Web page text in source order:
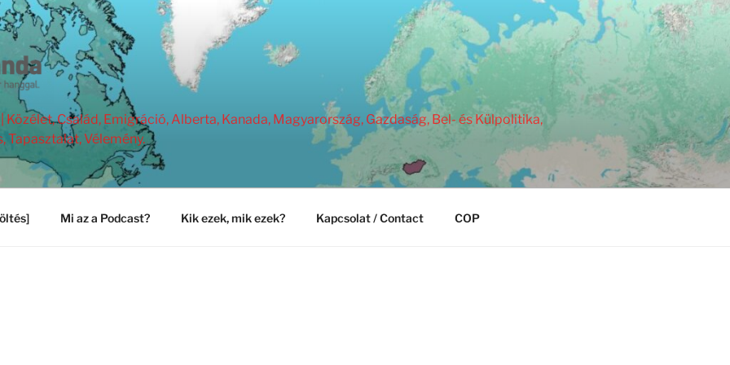
Közélet, Család, Emigráció, Alberta, Kanada, Magyarország, Gazdaság, Bel- és Külpolitika,
Tapasztalat, Vélemény.
Mi az a Podcast? Kik ezek, mik ezek? Kapcsolat / Contact COP